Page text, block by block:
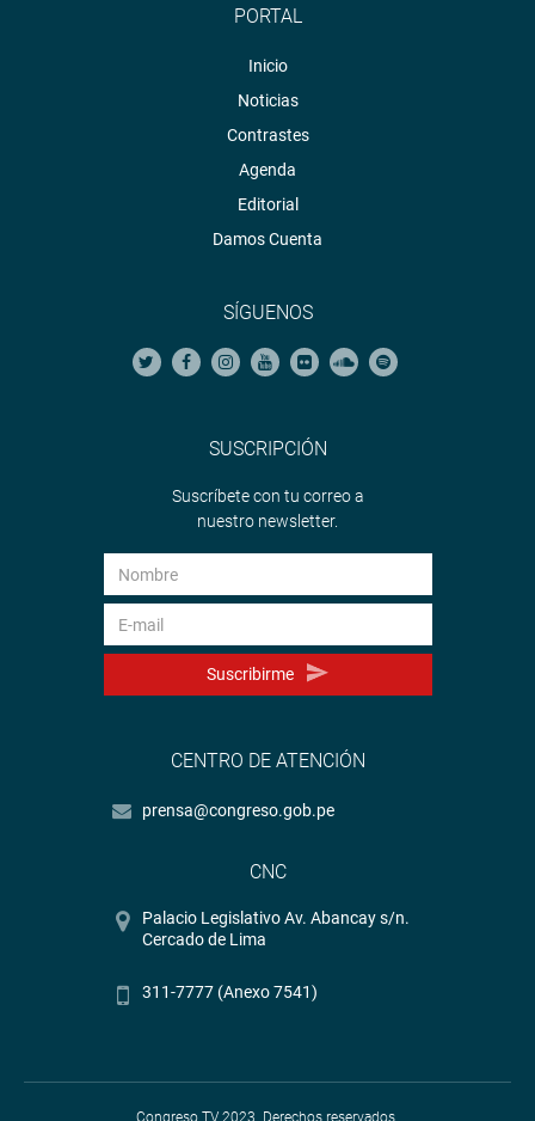
PORTAL
Inicio
Noticias
Contrastes
Agenda
Editorial
Damos Cuenta
SÍGUENOS
SUSCRIPCIÓN
Suscríbete con tu correo a
nuestro newsletter.
Suscribirme
CENTRO DE ATENCIÓN
prensa@congreso.gob.pe
CNC
Palacio Legislativo Av. Abancay s/n.
Cercado de Lima
311-7777 (Anexo 7541)
Congreso TV 2023. Derechos reservados.